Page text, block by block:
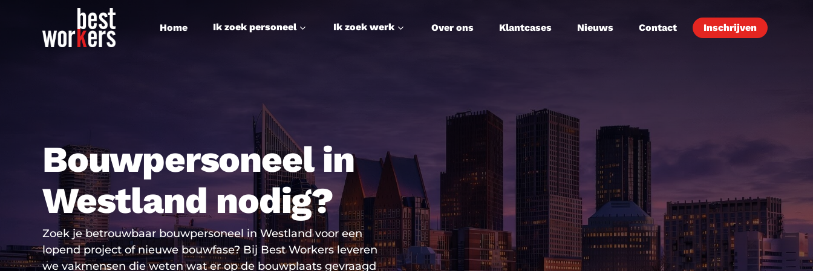
Home Ik zoek personeel Ik zoek werk Over ons Klantcases Nieuws Contact Inschrijven
Bouwpersoneel in
Westland nodig?
Zoek je betrouwbaar bouwpersoneel in Westland voor een
lopend project of nieuwe bouwfase? Bij Best Workers leveren
we vakmensen die weten wat er op de bouwplaats gevraagd